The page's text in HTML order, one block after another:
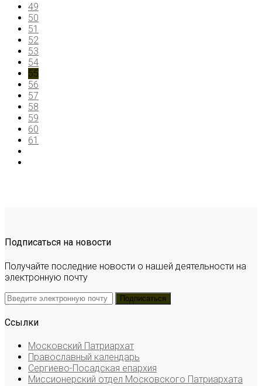
49
50
51
52
53
54
55
56
57
58
59
60
61
Подписаться на новости
Получайте последние новости о нашей деятельности на
электронную почту
Ссылки
Московский Патриархат
Православный календарь
Сергиево-Посадская епархия
Миссионерский отдел Московского Патриархата